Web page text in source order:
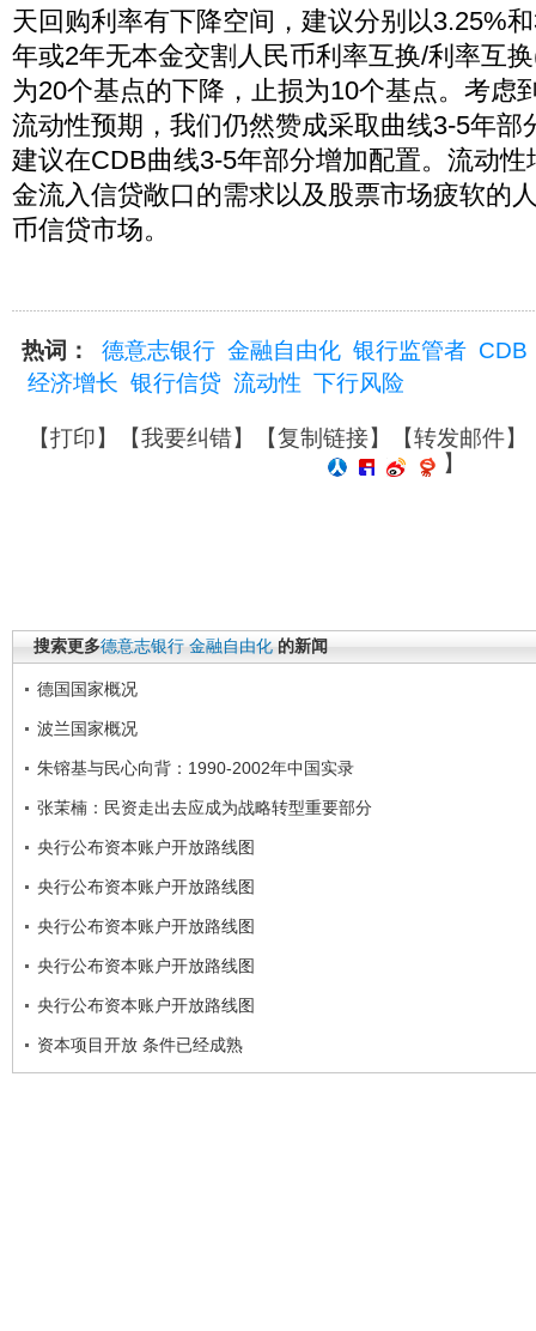
天回购利率有下降空间，建议分别以3.25%
年或2年无本金交割人民币利率互换/利率互
为20个基点的下降，止损为10个基点。考虑
流动性预期，我们仍然赞成采取曲线3-5年部
建议在CDB曲线3-5年部分增加配置。流动
金流入信贷敞口的需求以及股票市场疲软的
币信贷市场。
热词： 德意志银行 金融自由化 银行监管者 CDB
经济增长 银行信贷 流动性 下行风险
【打印】【我要纠错】【复制链接】【转发邮件】
】
搜索更多德意志银行 金融自由化 的新闻
德国国家概况
波兰国家概况
朱镕基与民心向背：1990-2002年中国实录
张茉楠：民资走出去应成为战略转型重要部分
央行公布资本账户开放路线图
央行公布资本账户开放路线图
央行公布资本账户开放路线图
央行公布资本账户开放路线图
央行公布资本账户开放路线图
资本项目开放 条件已经成熟